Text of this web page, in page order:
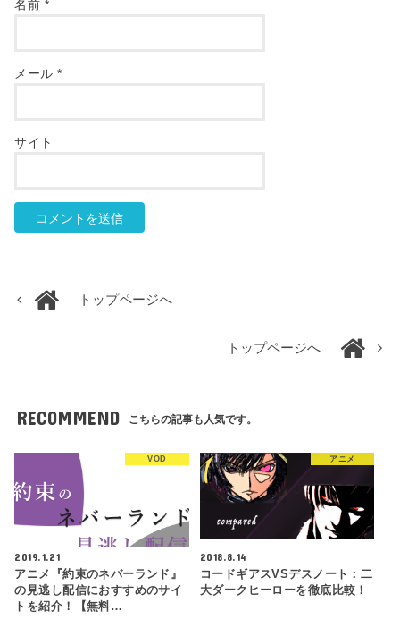
名前 *
メール *
サイト
トップページへ
トップページへ
RECOMMEND こちらの記事も人気です。
VOD
2019.1.21
アニメ『約束のネバーランド』
の見逃し配信におすすめのサイ
トを紹介！【無料…
アニメ
2018.8.14
コードギアスVSデスノート：二
大ダークヒーローを徹底比較！